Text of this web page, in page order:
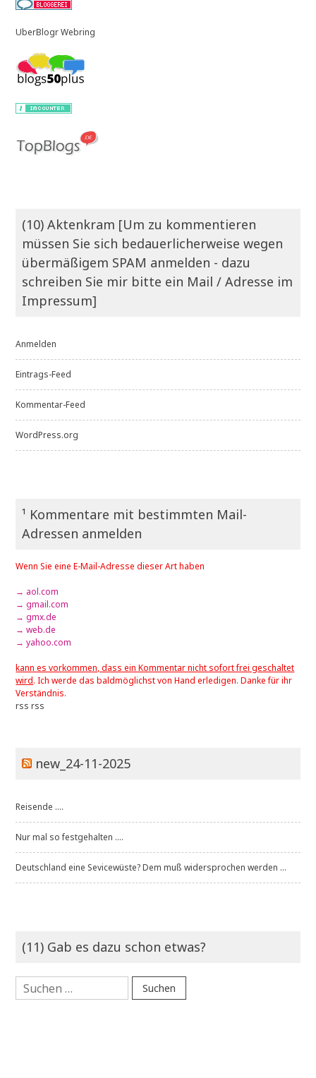
UberBlogr Webring
(10) Aktenkram [Um zu kommentieren
müssen Sie sich bedauerlicherweise wegen
übermäßigem SPAM anmelden - dazu
schreiben Sie mir bitte ein Mail / Adresse im
Impressum]
Anmelden
Eintrags-Feed
Kommentar-Feed
WordPress.org
¹ Kommentare mit bestimmten Mail-
Adressen anmelden
Wenn Sie eine E-Mail-Adresse dieser Art haben
→ aol.com
→ gmail.com
→ gmx.de
→ web.de
→ yahoo.com
kann es vorkommen, dass ein Kommentar nicht sofort frei geschaltet
wird. Ich werde das baldmöglichst von Hand erledigen. Danke für ihr
Verständnis.
rss rss
new_24-11-2025
Reisende ....
Nur mal so festgehalten ....
Deutschland eine Sevicewüste? Dem muß widersprochen werden ...
(11) Gab es dazu schon etwas?
Suchen
nach: